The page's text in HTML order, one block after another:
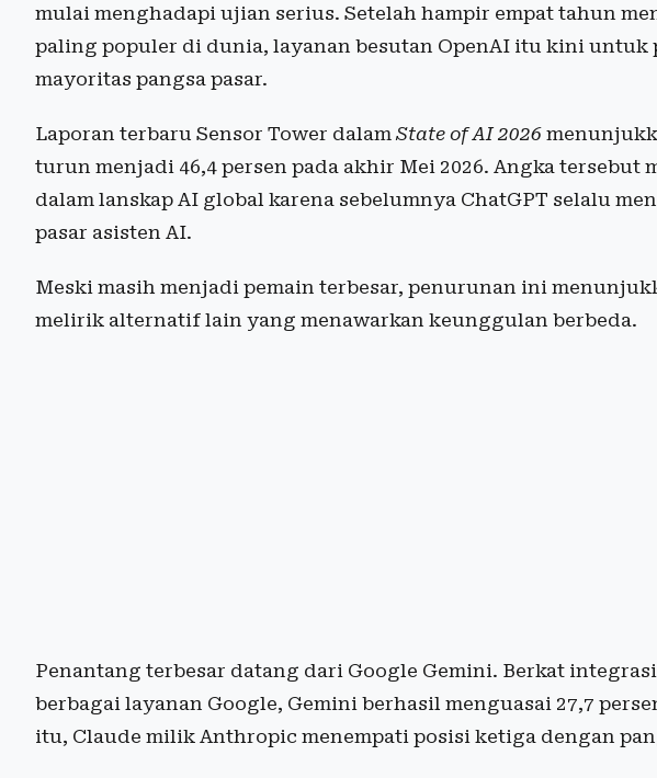
mulai menghadapi ujian serius. Setelah hampir empat tahun
paling populer di dunia, layanan besutan OpenAI itu kini untuk
mayoritas pangsa pasar.
Laporan terbaru Sensor Tower dalam State of AI 2026
turun menjadi 46,4 persen pada akhir Mei 2026. Angka tersebut
dalam lanskap AI global karena sebelumnya ChatGPT selalu
pasar asisten AI.
Meski masih menjadi pemain terbesar, penurunan ini
melirik alternatif lain yang menawarkan keunggulan berbeda.
Penantang terbesar datang dari Google Gemini. Berkat
berbagai layanan Google, Gemini berhasil menguasai 27,7
itu, Claude milik Anthropic menempati posisi ketiga dengan